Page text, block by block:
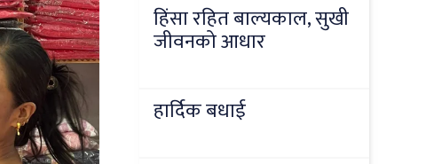
हिंसा रहित बाल्यकाल, सुखी
जीवनको आधार
हार्दिक बधाई